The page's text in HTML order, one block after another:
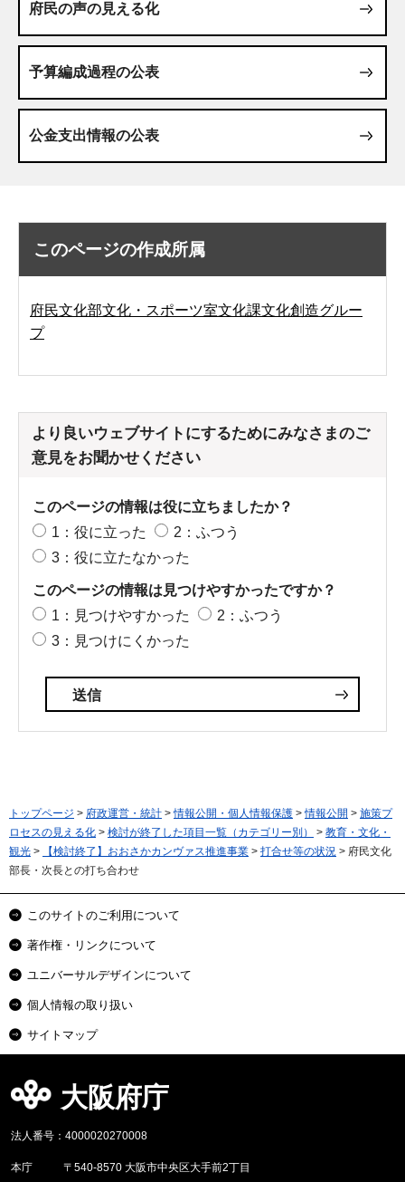
府民の声の見える化
予算編成過程の公表
公金支出情報の公表
このページの作成所属
府民文化部文化・スポーツ室文化課文化創造グルー
プ
より良いウェブサイトにするためにみなさまのご
意見をお聞かせください
このページの情報は役に立ちましたか？
1：役に立った
2：ふつう
3：役に立たなかった
このページの情報は見つけやすかったですか？
1：見つけやすかった
2：ふつう
3：見つけにくかった
トップページ > 府政運営・統計 >情報公開・個人情報保護 >情報公開 > 施策プ
ロセスの見える化 > 検討が終了した項目一覧（カテゴリー別） > 教育・文化・
観光 > 【検討終了】おおさかカンヴァス推進事業 > 打合せ等の状況 > 府民文化
部長・次長との打ち合わせ
このサイトのご利用について
著作権・リンクについて
ユニバーサルデザインについて
個人情報の取り扱い
サイトマップ
大阪府庁
法人番号：4000020270008
本庁 〒540-8570 大阪市中央区大手前2丁目